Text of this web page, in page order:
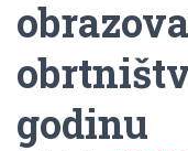
godinu